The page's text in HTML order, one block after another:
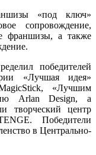
«под ключ»
сопровождение,
франшизы, а также
победителей
«Лучшая идея»
«Лучшим
Arlan Design, а
творческий центр
Победители
в Центрально-